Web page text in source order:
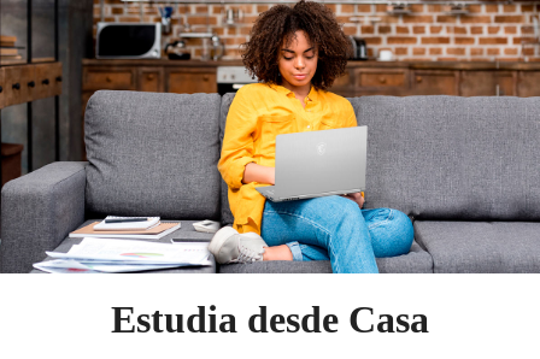
Estudia desde Casa